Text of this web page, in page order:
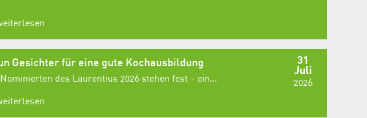
31
Juli
2026
Gesichter für eine gute Kochausbildung
des Laurentius 2026 stehen fest – ein...